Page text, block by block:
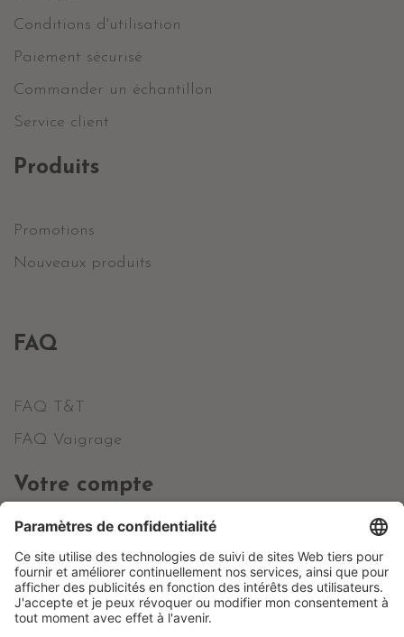
Conditions d'utilisation
Paiement sécurisé
Commander un échantillon
Service client
Produits
Promotions
Nouveaux produits
FAQ
FAQ T&T
FAQ Vaigrage
Votre compte
Informations personnelles
Commandes
Avoirs